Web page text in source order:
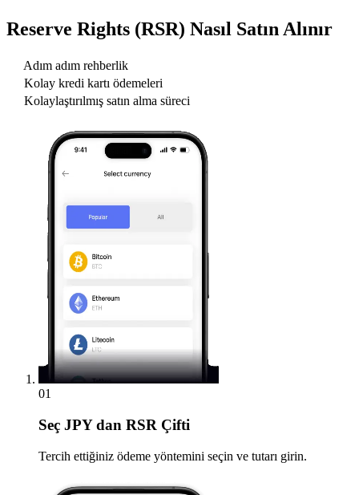
Reserve Rights (RSR) Nasıl Satın Alınır
Adım adım rehberlik
Kolay kredi kartı ödemeleri
Kolaylaştırılmış satın alma süreci
01
Seç JPY dan RSR Çifti
Tercih ettiğiniz ödeme yöntemini seçin ve tutarı girin.